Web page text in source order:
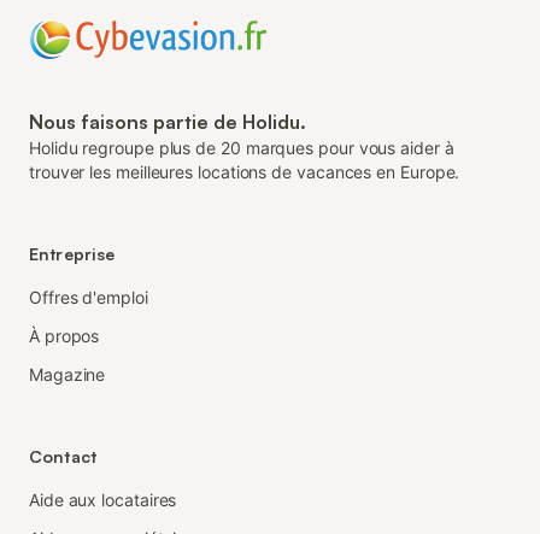
Nous faisons partie de Holidu.
Holidu regroupe plus de 20 marques pour vous aider à
trouver les meilleures locations de vacances en Europe.
Entreprise
Offres d'emploi
À propos
Magazine
Contact
Aide aux locataires